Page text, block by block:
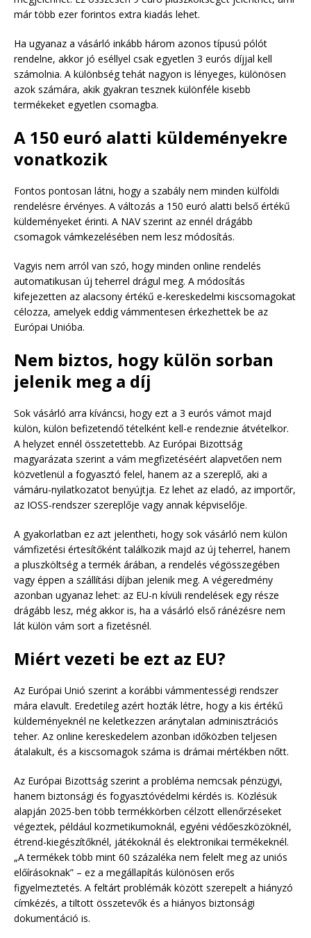
már több ezer forintos extra kiadás lehet.
Ha ugyanaz a vásárló inkább három azonos típusú pólót
rendelne, akkor jó eséllyel csak egyetlen 3 eurós díjjal kell
számolnia. A különbség tehát nagyon is lényeges, különösen
azok számára, akik gyakran tesznek különféle kisebb
termékeket egyetlen csomagba.
A 150 euró alatti küldeményekre
vonatkozik
Fontos pontosan látni, hogy a szabály nem minden külföldi
rendelésre érvényes. A változás a 150 euró alatti belső értékű
küldeményeket érinti. A NAV szerint az ennél drágább
csomagok vámkezelésében nem lesz módosítás.
Vagyis nem arról van szó, hogy minden online rendelés
automatikusan új teherrel drágul meg. A módosítás
kifejezetten az alacsony értékű e-kereskedelmi kiscsomagokat
célozza, amelyek eddig vámmentesen érkezhettek be az
Európai Unióba.
Nem biztos, hogy külön sorban
jelenik meg a díj
Sok vásárló arra kíváncsi, hogy ezt a 3 eurós vámot majd
külön, külön befizetendő tételként kell-e rendeznie átvételkor.
A helyzet ennél összetettebb. Az Európai Bizottság
magyarázata szerint a vám megfizetéséért alapvetően nem
közvetlenül a fogyasztó felel, hanem az a szereplő, aki a
vámáru-nyilatkozatot benyújtja. Ez lehet az eladó, az importőr,
az IOSS-rendszer szereplője vagy annak képviselője.
A gyakorlatban ez azt jelentheti, hogy sok vásárló nem külön
vámfizetési értesítőként találkozik majd az új teherrel, hanem
a pluszköltség a termék árában, a rendelés végösszegében
vagy éppen a szállítási díjban jelenik meg. A végeredmény
azonban ugyanaz lehet: az EU-n kívüli rendelések egy része
drágább lesz, még akkor is, ha a vásárló első ránézésre nem
lát külön vám sort a fizetésnél.
Miért vezeti be ezt az EU?
Az Európai Unió szerint a korábbi vámmentességi rendszer
mára elavult. Eredetileg azért hozták létre, hogy a kis értékű
küldeményeknél ne keletkezzen aránytalan adminisztrációs
teher. Az online kereskedelem azonban időközben teljesen
átalakult, és a kiscsomagok száma is drámai mértékben nőtt.
Az Európai Bizottság szerint a probléma nemcsak pénzügyi,
hanem biztonsági és fogyasztóvédelmi kérdés is. Közlésük
alapján 2025-ben több termékkörben célzott ellenőrzéseket
végeztek, például kozmetikumoknál, egyéni védőeszközöknél,
étrend-kiegészítőknél, játékoknál és elektronikai termékeknél.
„A termékek több mint 60 százaléka nem felelt meg az uniós
előírásoknak” – ez a megállapítás különösen erős
figyelmeztetés. A feltárt problémák között szerepelt a hiányzó
címkézés, a tiltott összetevők és a hiányos biztonsági
dokumentáció is.